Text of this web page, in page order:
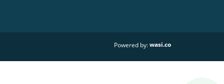
Powered by:wasi.co